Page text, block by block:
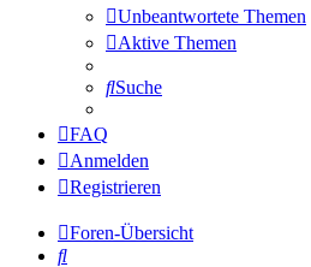
Unbeantwortete Themen
Aktive Themen
Suche
FAQ
Anmelden
Registrieren
Foren-Übersicht
Suche